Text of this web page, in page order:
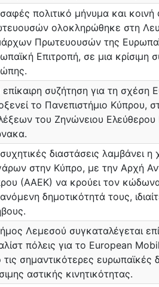
πολιτικό μήνυμα και
ολοκληρώθηκε στη
Πρωτευουσών της
Επιτροπή, σε μια κρίσιμη
επίκαιρη συζήτηση για τη σχέση
το Πανεπιστήμιο Κύπρου,
του Ζηνώνειου Ελεύθερου
διαστάσεις λαμβάνει
στην Κύπρο, με την Αρχή
(ΑΑΕΚ) να κρούει τον κώδωνα
δημοτικότητά τους,
Λεμεσού συγκαταλέγεται
πόλεις για το European
σημαντικότερες ευρωπαϊκές
αστικής κινητικότητας.